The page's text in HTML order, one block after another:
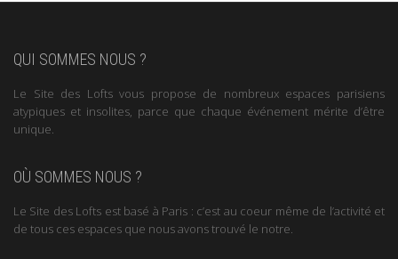
QUI SOMMES NOUS ?
Le Site des Lofts vous propose de nombreux espaces parisiens
atypiques et insolites, parce que chaque événement mérite d’être
unique.
OÙ SOMMES NOUS ?
Le Site des Lofts est basé à Paris : c’est au coeur même de l’activité et
de tous ces espaces que nous avons trouvé le notre.